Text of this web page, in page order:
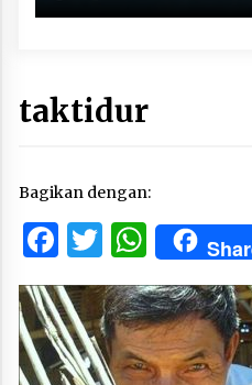
taktidur
Bagikan dengan:
Facebook
Twitter